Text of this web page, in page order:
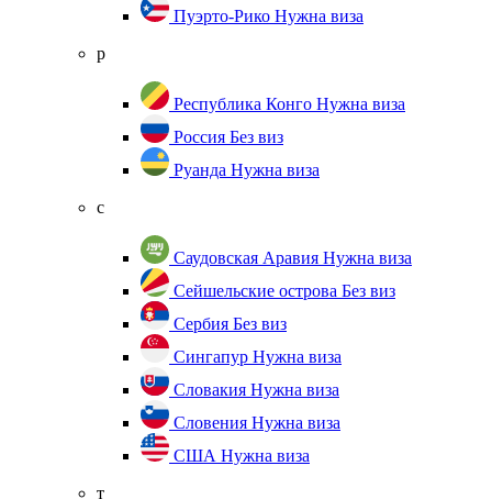
Пуэрто-Рико Нужна виза
р
Республика Конго Нужна виза
Россия Без виз
Руанда Нужна виза
с
Саудовская Аравия Нужна виза
Сейшельские острова Без виз
Сербия Без виз
Сингапур Нужна виза
Словакия Нужна виза
Словения Нужна виза
США Нужна виза
т